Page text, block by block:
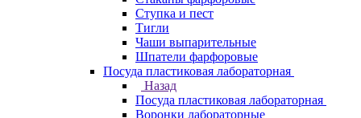
Ступка и пест
Тигли
Чаши выпарительные
Шпатели фарфоровые
Посуда пластиковая лабораторная
Назад
Посуда пластиковая лабораторная
Воронки лабораторные